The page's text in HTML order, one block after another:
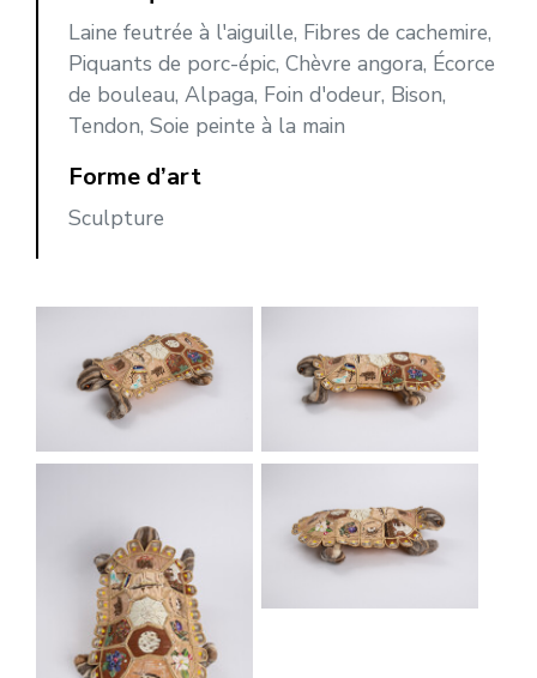
Laine feutrée à l'aiguille, Fibres de cachemire,
Piquants de porc-épic, Chèvre angora, Écorce
de bouleau, Alpaga, Foin d'odeur, Bison,
Tendon, Soie peinte à la main
Forme d’art
Sculpture